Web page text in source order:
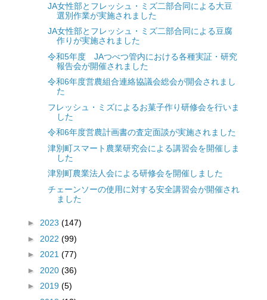
JA女性部とフレッシュ・ミズ二部合同による大豆
選別作業が実施されました
JA女性部とフレッシュ・ミズ二部合同による豆腐
作りが実施されました
令和5年度 JAつべつ管内における各種実証・研究
報告会が開催されました
令和6年度営農組合連絡協議会総会が開会されまし
た
フレッシュ・ミズによるお菓子作り研修会を行いま
した
令和6年度営農計画書の査定面談が実施されました
津別町スマート農業研究会による講習会を開催しま
した
津別町農業法人会による研修会を開催しました
チェーンソーの使用に対する安全講習会が開催され
ました
► 2023 (147)
► 2022 (99)
► 2021 (77)
► 2020 (36)
► 2019 (5)